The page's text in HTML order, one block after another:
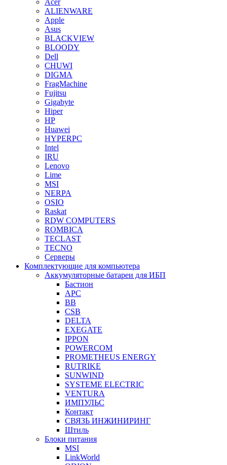
Acer
ALIENWARE
Apple
Asus
BLACKVIEW
BLOODY
Dell
CHUWI
DIGMA
FragMachine
Fujitsu
Gigabyte
Hiper
HP
Huawei
HYPERPC
Intel
IRU
Lenovo
Lime
MSI
NERPA
OSIO
Raskat
RDW COMPUTERS
ROMBICA
TECLAST
TECNO
Серверы
Комплектующие для компьютера
Аккумуляторные батареи для ИБП
Бастион
APC
BB
CSB
DELTA
EXEGATE
IPPON
POWERCOM
PROMETHEUS ENERGY
RUTRIKE
SUNWIND
SYSTEME ELECTRIC
VENTURA
ИМПУЛЬС
Контакт
СВЯЗЬ ИНЖИНИРИНГ
Штиль
Блоки питания
MSI
LinkWorld